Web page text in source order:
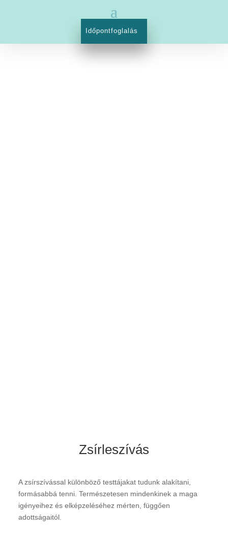
Időpontfoglalás
Zsírleszívás
A zsírszívással különböző testtájakat tudunk alakítani,
formásabbá tenni. Természetesen mindenkinek a maga
igényeihez és elképzeléséhez mérten, függően
adottságaitól.